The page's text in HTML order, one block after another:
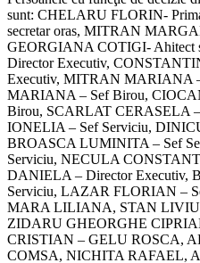
sunt: CHELARU FLORIN-
secretar oras, MITRAN
GEORGIANA COTIGI-
Director Executiv,
Executiv, MITRAN MARIANA
MARIANA – Sef Birou,
Birou, SCARLAT CERASELA
IONELIA – Sef Serviciu,
BROASCA LUMINITA – Sef
Serviciu, NECULA
DANIELA – Director Executiv,
Serviciu, LAZAR FLORIAN –
MARA LILIANA, STAN
ZIDARU GHEORGHE
CRISTIAN – GELU ROSCA,
COMSA, NICHITA RAFAEL,